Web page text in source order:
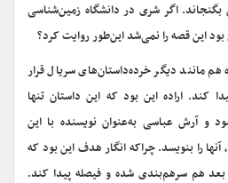
بگنجاند. اگر شری در دانشگاه زمین‌شناسی
بود این قصه را نمی‌شد این‌طور روایت کرد؟
مانند دیگر خرده‌داستان‌های سریال قرار
کند. اراده این بود که این داستان تنها
و آرش عباسی به‌عنوان نویسنده با این
آنها را بنویسد. چراکه انگار هدف این بود که
بعد هم سرهم‌بندی شده و فیصله پیدا کند.